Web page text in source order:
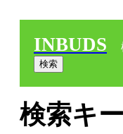
INBUDS
検索キ